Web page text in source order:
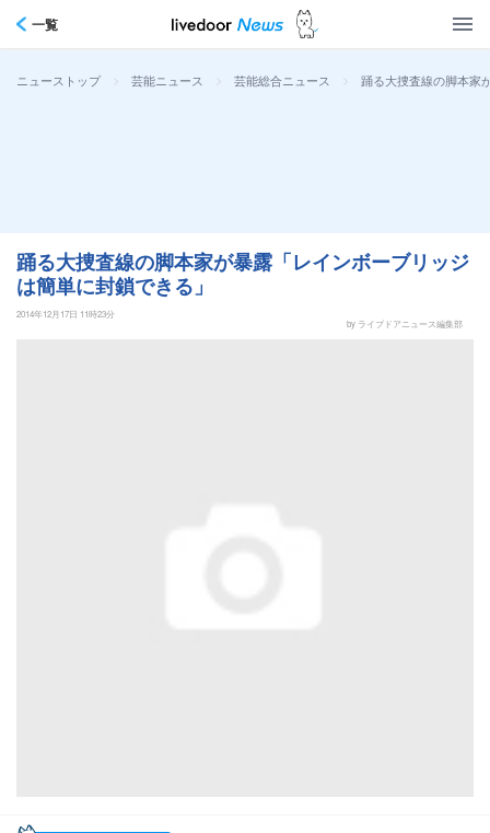
一覧
ニューストップ > 芸能ニュース > 芸能総合ニュース > 踊る大捜査線の脚本家
踊る大捜査線の脚本家が暴露「レインボーブリッジ
は簡単に封鎖できる」
2014年12月17日 11時23分
by ライブドアニュース編集部